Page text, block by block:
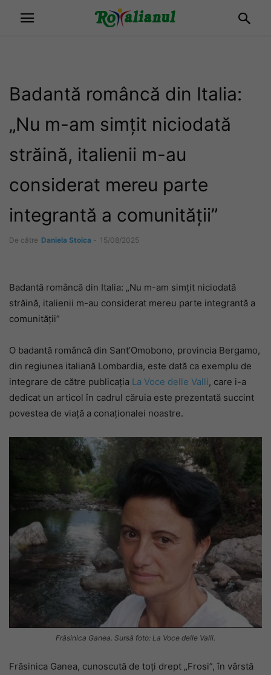
Badantă româncă din Italia:
„Nu m-am simțit niciodată
străină, italienii m-au
considerat mereu parte
integrantă a comunității”
De către Daniela Stoica - 15/08/2025
Badantă româncă din Italia: „Nu m-am simțit niciodată
străină, italienii m-au considerat mereu parte integrantă a
comunității”
O badantă româncă din Sant’Omobono, provincia Bergamo,
din regiunea italiană Lombardia, este dată ca exemplu de
integrare de către publicația La Voce delle Valli, care i-a
dedicat un articol în cadrul căruia este prezentată succint
povestea de viață a conaționalei noastre.
Frăsinica Ganea. Sursă foto: La Voce delle Valli.
Frăsinica Ganea, cunoscută de toți drept „Frosi”, în vârstă